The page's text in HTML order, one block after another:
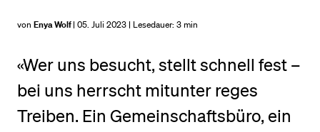
von Enya Wolf| 05. Juli 2023 | Lesedauer: 3 min
«Wer uns besucht, stellt schnell fest –
bei uns herrscht mitunter reges
Treiben. Ein Gemeinschaftsbüro, ein
Medien